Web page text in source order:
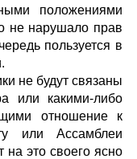
положениями
не нарушало прав
пользуется в
не будут связаны
или какими-либо
отношение к
или Ассамблеи
на это своего ясно